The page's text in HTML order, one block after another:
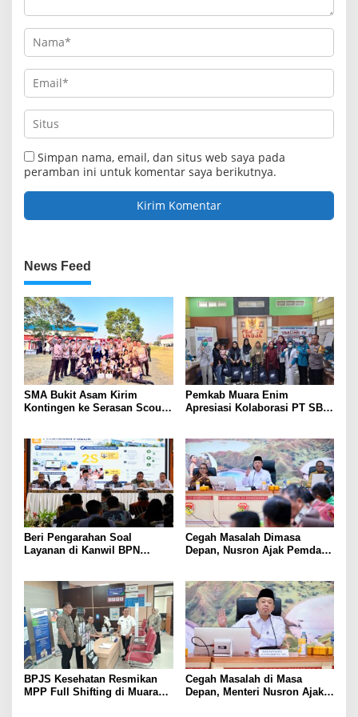
Simpan nama, email, dan situs web saya pada
peramban ini untuk komentar saya berikutnya.
News Feed
SMA Bukit Asam Kirim
Kontingen ke Serasan Scout
Siswa
Pemkab Muara Enim
Apresiasi Kolaborasi PT SBS
Beri Pengarahan Soal
Layanan di Kanwil BPN
Pandang Masyarakat
Cegah Masalah Dimasa
Depan, Nusron Ajak Pemda
BPJS Kesehatan Resmikan
MPP Full Shifting di Muara
Cegah Masalah di Masa
Depan, Menteri Nusron Ajak